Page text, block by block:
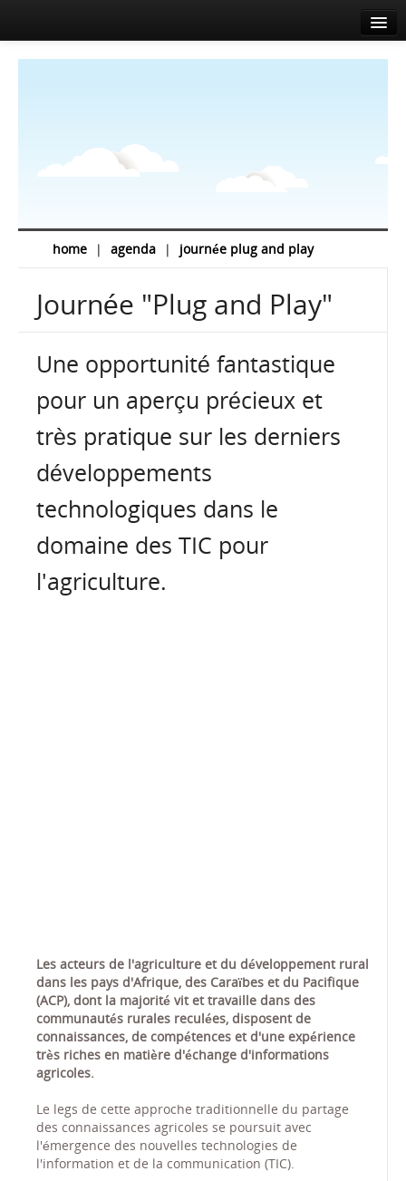
Actualités
Sponsors
Salle de presse
home | agenda | journée plug and play
Journée "Plug and Play"
Une opportunité fantastique
pour un aperçu précieux et
très pratique sur les derniers
développements
technologiques dans le
domaine des TIC pour
l'agriculture.
Les acteurs de l'agriculture et du développement rural
dans les pays d'Afrique, des Caraïbes et du Pacifique
(ACP), dont la majorité vit et travaille dans des
communautés rurales reculées, disposent de
connaissances, de compétences et d'une expérience
très riches en matière d'échange d'informations
agricoles.
Le legs de cette approche traditionnelle du partage
des connaissances agricoles se poursuit avec
l'émergence des nouvelles technologies de
l'information et de la communication (TIC).